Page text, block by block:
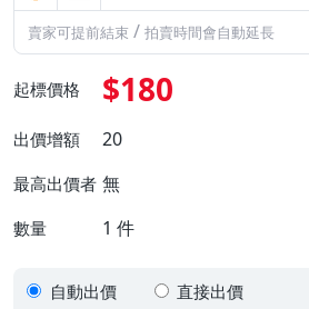
賣家可提前結束 / 拍賣時間會自動延長
起標價格 $180
出價增額 20
最高出價者 無
數量 1 件
自動出價 直接出價